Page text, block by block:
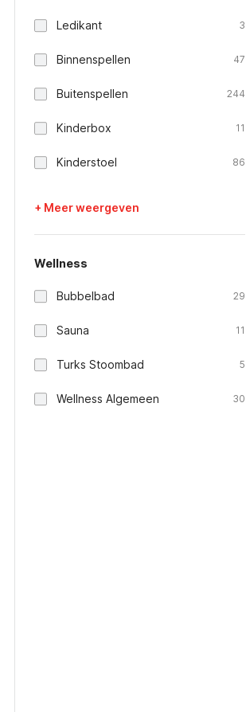
Ledikant 3
Binnenspellen 47
Buitenspellen 244
Kinderbox 11
Kinderstoel 86
+ Meer weergeven
Wellness
Bubbelbad 29
Sauna 11
Turks Stoombad 5
Wellness Algemeen 30